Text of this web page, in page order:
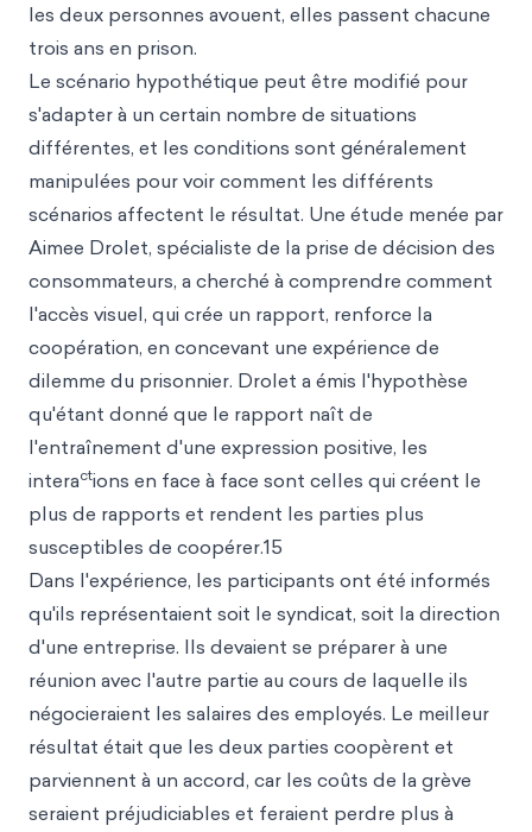
les deux personnes avouent, elles passent chacune
trois ans en prison.
Le scénario hypothétique peut être modifié pour
s'adapter à un certain nombre de situations
différentes, et les conditions sont généralement
manipulées pour voir comment les différents
scénarios affectent le résultat. Une étude menée par
Aimee Drolet, spécialiste de la prise de décision des
consommateurs, a cherché à comprendre comment
l'accès visuel, qui crée un rapport, renforce la
coopération, en concevant une expérience de
dilemme du prisonnier. Drolet a émis l'hypothèse
qu'étant donné que le rapport naît de
l'entraînement d'une expression positive, les
interactions en face à face sont celles qui créent le
plus de rapports et rendent les parties plus
susceptibles de coopérer.15
Dans l'expérience, les participants ont été informés
qu'ils représentaient soit le syndicat, soit la direction
d'une entreprise. Ils devaient se préparer à une
réunion avec l'autre partie au cours de laquelle ils
négocieraient les salaires des employés. Le meilleur
résultat était que les deux parties coopèrent et
parviennent à un accord, car les coûts de la grève
seraient préjudiciables et feraient perdre plus à